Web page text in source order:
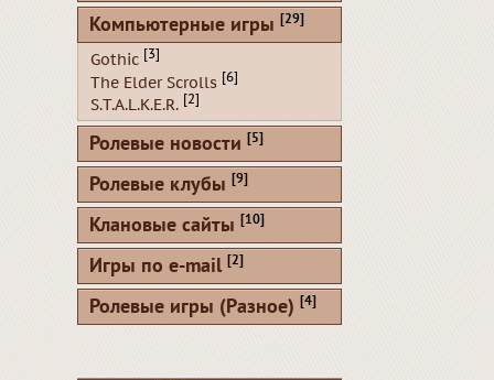
Компьютерные игры [29]
Gothic [3]
The Elder Scrolls [6]
S.T.A.L.K.E.R. [2]
Ролевые новости [5]
Ролевые клубы [9]
Клановые сайты [10]
Игры по e-mail [2]
Ролевые игры (Разное) [4]